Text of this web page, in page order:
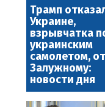
Трамп
Украине,
взрывчатка
украинским
самолетом,
Залужному:
новости дня